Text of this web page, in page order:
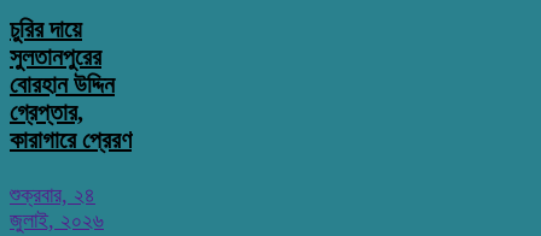
চুরির দায়ে
সুলতানপুরের
বোরহান উদ্দিন
গ্রেপ্তার,
কারাগারে প্রেরণ
শুক্রবার, ২৪
জুলাই, ২০২৬